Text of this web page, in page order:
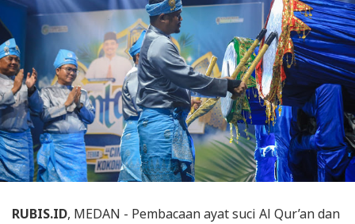
RUBIS.ID, MEDAN - Pembacaan ayat suci Al Qur’an dan